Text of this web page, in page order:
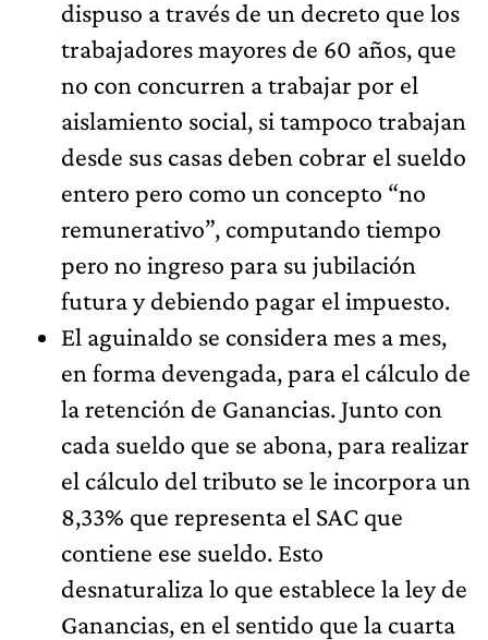
dispuso a través de un decreto que los
trabajadores mayores de 60 años, que
no con concurren a trabajar por el
aislamiento social, si tampoco trabajan
desde sus casas deben cobrar el sueldo
entero pero como un concepto “no
remunerativo”, computando tiempo
pero no ingreso para su jubilación
futura y debiendo pagar el impuesto.
El aguinaldo se considera mes a mes,
en forma devengada, para el cálculo de
la retención de Ganancias. Junto con
cada sueldo que se abona, para realizar
el cálculo del tributo se le incorpora un
8,33% que representa el SAC que
contiene ese sueldo. Esto
desnaturaliza lo que establece la ley de
Ganancias, en el sentido que la cuarta